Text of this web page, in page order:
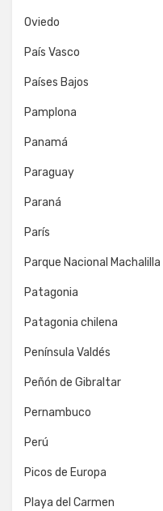
Oviedo
País Vasco
Países Bajos
Pamplona
Panamá
Paraguay
Paraná
París
Parque Nacional Machalilla
Patagonia
Patagonia chilena
Península Valdés
Peñón de Gibraltar
Pernambuco
Perú
Picos de Europa
Playa del Carmen